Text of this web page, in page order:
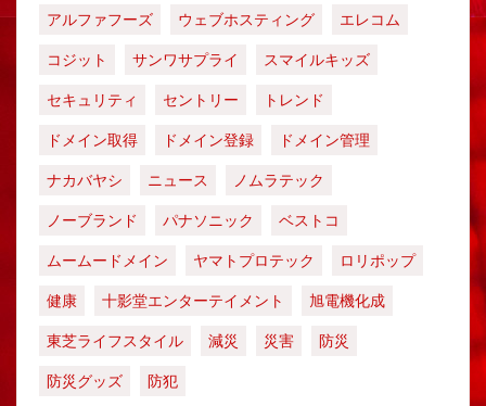
アルファフーズ ウェブホスティング
エレコム
コジット
サンワサプライ
スマイルキッズ
セキュリティ
セントリー
トレンド
ドメイン取得
ドメイン登録
ドメイン管理
ナカバヤシ
ニュース
ノムラテック
ノーブランド
パナソニック
ベストコ
ムームードメイン
ヤマトプロテック
ロリポップ
健康
十影堂エンターテイメント
旭電機化成
東芝ライフスタイル
減災 災害
防災
防災グッズ
防犯